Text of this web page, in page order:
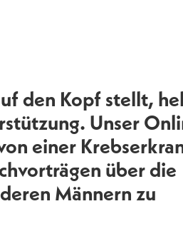
den Kopf stellt,
Unser
einer
über die
Männern zu